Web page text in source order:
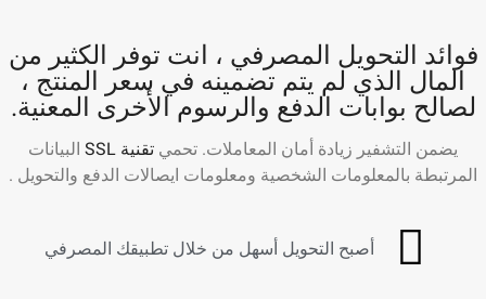
فوائد التحويل المصرفي ، انت توفر الكثير من
المال الذي لم يتم تضمينه في سعر المنتج ،
لصالح بوابات الدفع والرسوم الأخرى المعنية.
يضمن التشفير زيادة أمان المعاملات. تحمي تقنية SSL
البيانات
المرتبطة بالمعلومات الشخصية ومعلومات ايصالات الدفع والتحويل .
أصبح التحويل أسهل من خلال تطبيقك المصرفي